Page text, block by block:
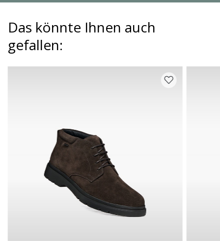
Das könnte Ihnen auch
gefallen: